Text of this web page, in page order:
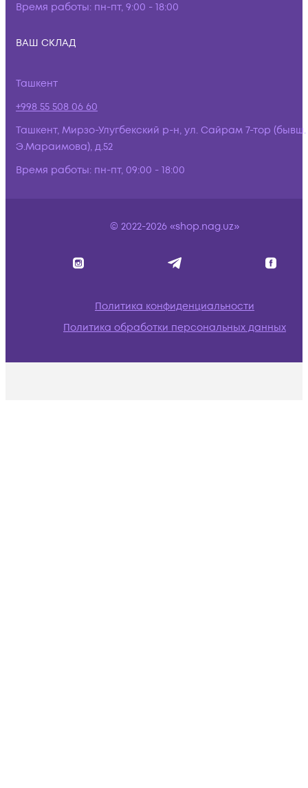
Время работы: пн-пт, 9:00 - 18:00
ВАШ СКЛАД
Ташкент
+998 55 508 06 60
Ташкент, Мирзо-Улугбекский р-н, ул. Сайрам 7-тор (бывш.
Э.Мараимова), д.52
Время работы: пн-пт, 09:00 - 18:00
© 2022-2026 «shop.nag.uz»
Политика конфиденциальности
Политика обработки персональных данных